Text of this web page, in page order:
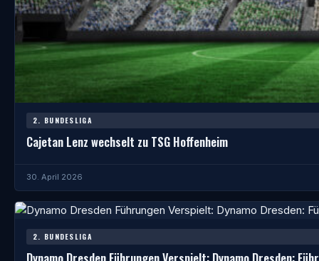
2. BUNDESLIGA
Cajetan Lenz wechselt zu TSG Hoffenheim
30. April 2026
2. BUNDESLIGA